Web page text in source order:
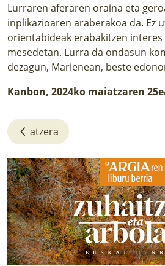
Lurraren aferaren oraina eta
inplikazioaren araberakoa da. Ez
orientabideak erabakitzen
mesedetan. Lurra da ondasun
dezagun, Marienean, beste
Kanbon, 2024ko maiatzaren
atzera